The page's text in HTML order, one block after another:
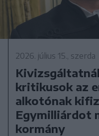
2026. július 15., szerda
kritikusok az
alkotónak
Egymilliárdot
kormány